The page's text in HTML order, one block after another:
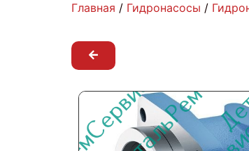
Главная / Гидронасосы /